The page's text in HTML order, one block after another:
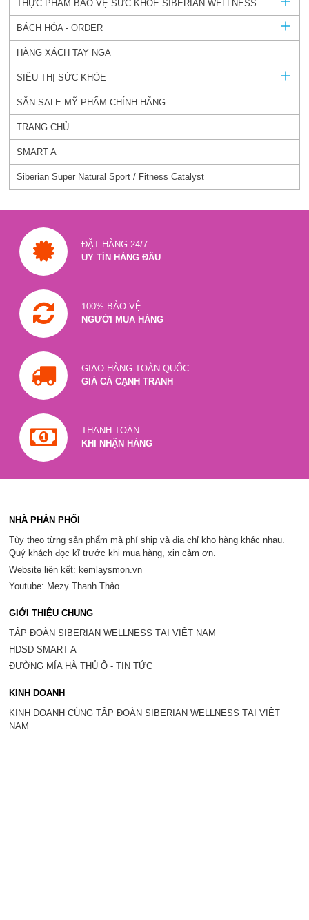
THỰC PHẨM BẢO VỆ SỨC KHỎE SIBERIAN WELLNESS
BÁCH HÓA - ORDER
HÀNG XÁCH TAY NGA
SIÊU THỊ SỨC KHỎE
SĂN SALE MỸ PHẨM CHÍNH HÃNG
TRANG CHỦ
SMART A
Siberian Super Natural Sport / Fitness Catalyst
ĐẶT HÀNG 24/7
UY TÍN HÀNG ĐẦU
100% BẢO VỆ
NGƯỜI MUA HÀNG
GIAO HÀNG TOÀN QUỐC
GIÁ CẢ CẠNH TRANH
THANH TOÁN
KHI NHẬN HÀNG
NHÀ PHÂN PHỐI
Tùy theo từng sản phẩm mà phí ship và địa chỉ kho hàng khác nhau.
Quý khách đọc kĩ trước khi mua hàng, xin cảm ơn.
Website liên kết: kemlaysmon.vn
Youtube: Mezy Thanh Thảo
GIỚI THIỆU CHUNG
TẬP ĐOÀN SIBERIAN WELLNESS TẠI VIỆT NAM
HDSD SMART A
ĐƯỜNG MÍA HÀ THỦ Ô - TIN TỨC
KINH DOANH
KINH DOANH CÙNG TẬP ĐOÀN SIBERIAN WELLNESS TẠI VIỆT
NAM